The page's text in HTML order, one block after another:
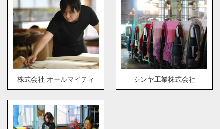
株式会社 オールマイティ シンヤ工業株式会社